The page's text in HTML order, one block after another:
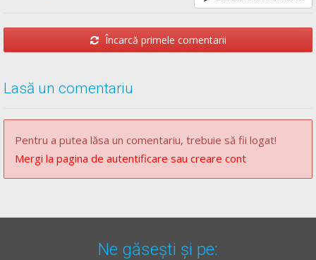
Încarcă primele comentarii
Lasă un comentariu
Pentru a putea lăsa un comentariu, trebuie să fii logat!
Mergi la pagina de autentificare sau creare cont
Ne găsești și pe: